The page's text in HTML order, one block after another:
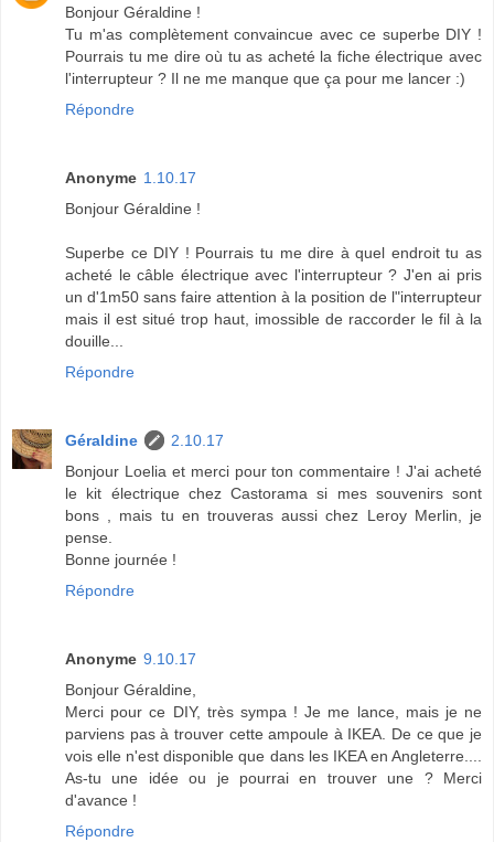
Bonjour Géraldine !
Tu m'as complètement convaincue avec ce superbe DIY !
Pourrais tu me dire où tu as acheté la fiche électrique avec
l'interrupteur ? Il ne me manque que ça pour me lancer :)
Répondre
Anonyme 1.10.17
Bonjour Géraldine !
Superbe ce DIY ! Pourrais tu me dire à quel endroit tu as
acheté le câble électrique avec l'interrupteur ? J'en ai pris
un d'1m50 sans faire attention à la position de l"interrupteur
mais il est situé trop haut, imossible de raccorder le fil à la
douille...
Répondre
Géraldine
2.10.17
Bonjour Loelia et merci pour ton commentaire ! J'ai acheté
le kit électrique chez Castorama si mes souvenirs sont
bons , mais tu en trouveras aussi chez Leroy Merlin, je
pense.
Bonne journée !
Répondre
Anonyme 9.10.17
Bonjour Géraldine,
Merci pour ce DIY, très sympa ! Je me lance, mais je ne
parviens pas à trouver cette ampoule à IKEA. De ce que je
vois elle n'est disponible que dans les IKEA en Angleterre....
As-tu une idée ou je pourrai en trouver une ? Merci
d'avance !
Répondre